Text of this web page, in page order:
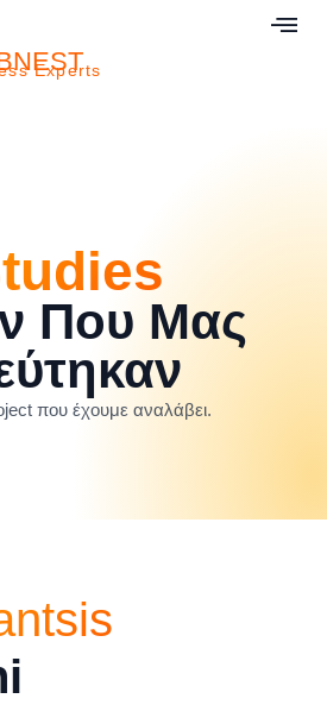
Experts
Που Μας
που έχουμε αναλάβει.